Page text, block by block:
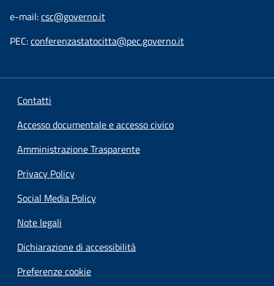
e-mail:csc@governo.it
PEC:conferenzastatocitta@pec.governo.it
Contatti
Accesso documentale e accesso civico
Amministrazione Trasparente
Privacy Policy
Social Media Policy
Note legali
Dichiarazione di accessibilità
Preferenze cookie